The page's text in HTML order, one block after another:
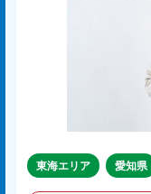
東海エリア 愛知県